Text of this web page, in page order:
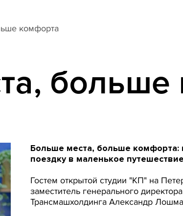
комфорта
больше
Больше места, больше
поездку в маленькое путешествие
Гостем открытой студии "КП" на
заместитель генерального
Трансмашхолдинга Александр